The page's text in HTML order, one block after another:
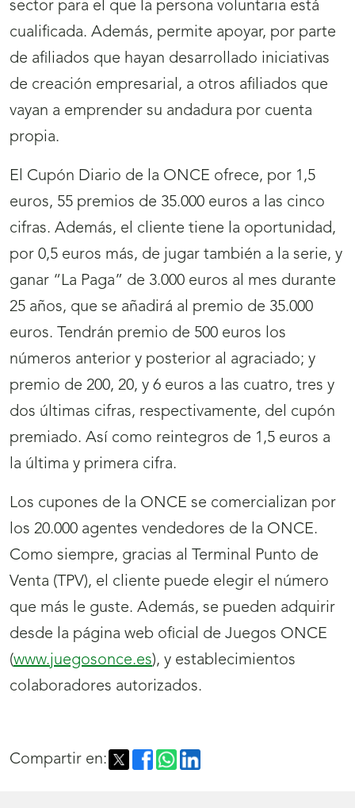
sector para el que la persona voluntaria está
cualificada. Además, permite apoyar, por parte
de afiliados que hayan desarrollado iniciativas
de creación empresarial, a otros afiliados que
vayan a emprender su andadura por cuenta
propia.
El Cupón Diario de la ONCE ofrece, por 1,5
euros, 55 premios de 35.000 euros a las cinco
cifras. Además, el cliente tiene la oportunidad,
por 0,5 euros más, de jugar también a la serie, y
ganar “La Paga” de 3.000 euros al mes durante
25 años, que se añadirá al premio de 35.000
euros. Tendrán premio de 500 euros los
números anterior y posterior al agraciado; y
premio de 200, 20, y 6 euros a las cuatro, tres y
dos últimas cifras, respectivamente, del cupón
premiado. Así como reintegros de 1,5 euros a
la última y primera cifra.
Los cupones de la ONCE se comercializan por
los 20.000 agentes vendedores de la ONCE.
Como siempre, gracias al Terminal Punto de
Venta (TPV), el cliente puede elegir el número
que más le guste. Además, se pueden adquirir
desde la página web oficial de Juegos ONCE
(www.juegosonce.es), y establecimientos
colaboradores autorizados.
Compartir en: